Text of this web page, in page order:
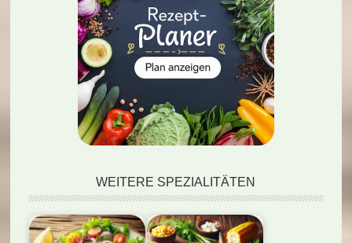
WEITERE SPEZIALITÄTEN